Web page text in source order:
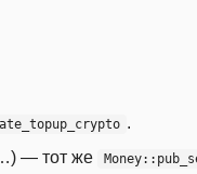
.
— тот же